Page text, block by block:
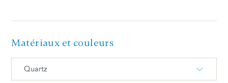
Matériaux et couleurs
Quartz